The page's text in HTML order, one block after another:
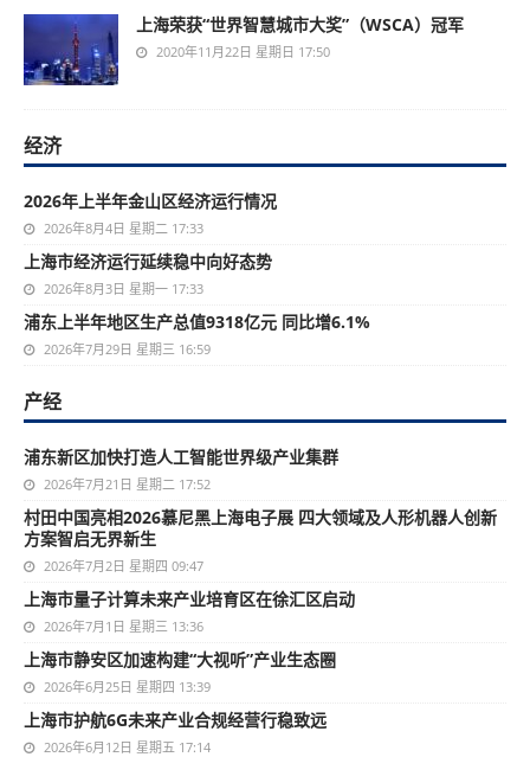
上海荣获“世界智慧城市大奖”（WSCA）冠军
2020年11月22日 星期日 17:50
经济
2026年上半年金山区经济运行情况
2026年8月4日 星期二 17:33
上海市经济运行延续稳中向好态势
2026年8月3日 星期一 17:33
浦东上半年地区生产总值9318亿元 同比增6.1%
2026年7月29日 星期三 16:59
产经
浦东新区加快打造人工智能世界级产业集群
2026年7月21日 星期二 17:52
村田中国亮相2026慕尼黑上海电子展 四大领域及人形机器人创新
方案智启无界新生
2026年7月2日 星期四 09:47
上海市量子计算未来产业培育区在徐汇区启动
2026年7月1日 星期三 13:36
上海市静安区加速构建“大视听”产业生态圈
2026年6月25日 星期四 13:39
上海市护航6G未来产业合规经营行稳致远
2026年6月12日 星期五 17:14